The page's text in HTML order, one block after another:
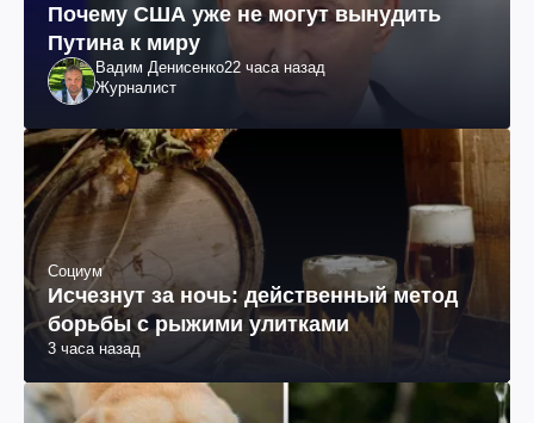
Почему США уже не могут вынудить
Путина к миру
Вадим Денисенко22 часа назад
Журналист
Социум
Исчезнут за ночь: действенный метод
борьбы с рыжими улитками
3 часа назад